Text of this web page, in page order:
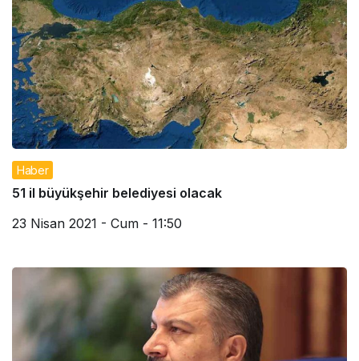
Haber
51 il büyükşehir belediyesi olacak
23 Nisan 2021 - Cum - 11:50